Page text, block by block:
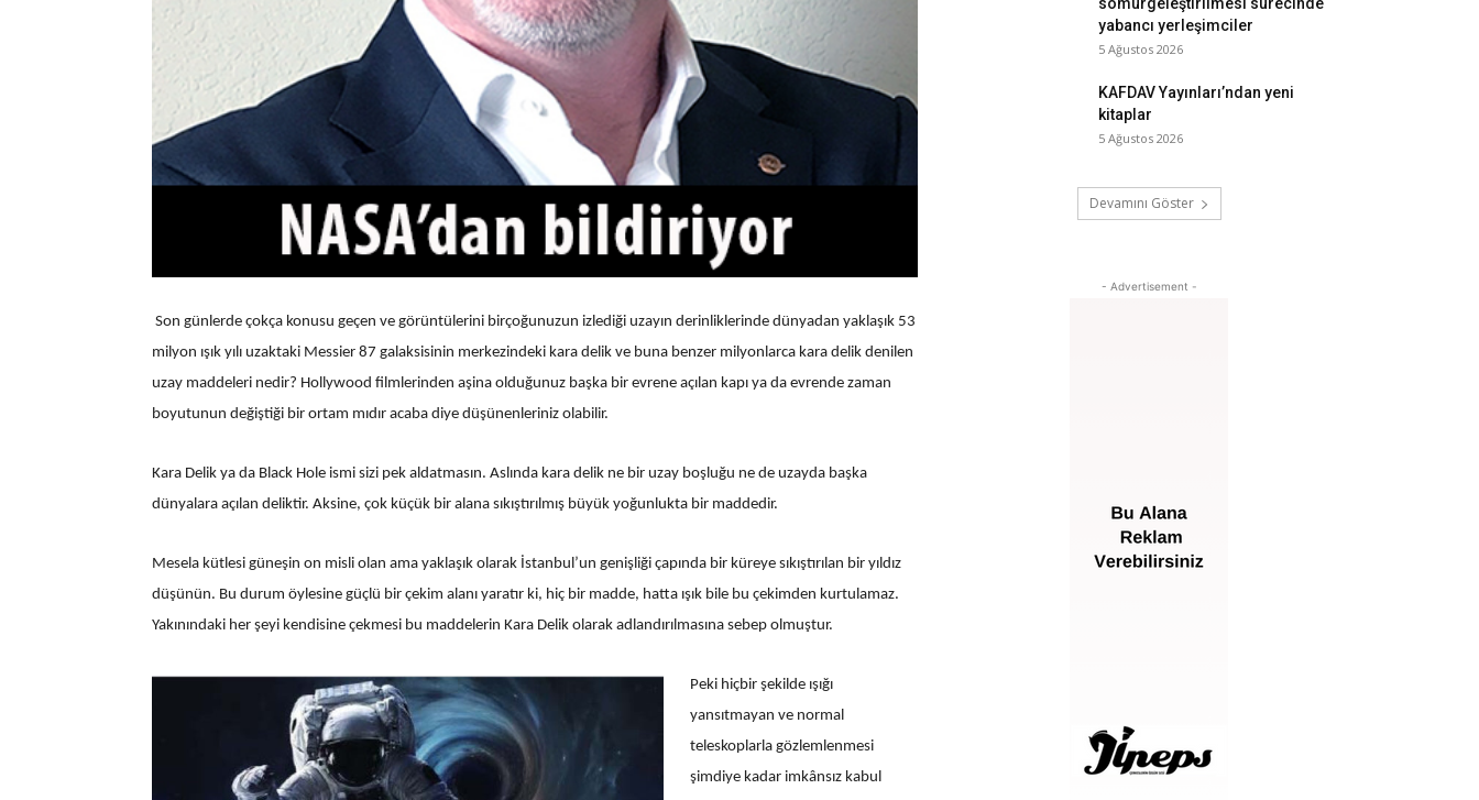
Son günlerde çokça konusu geçen ve görüntülerini birçoğunuzun izlediği uzayın derinliklerinde dünyadan yaklaşık 53
milyon ışık yılı uzaktaki Messier 87 galaksisinin merkezindeki kara delik ve buna benzer milyonlarca kara delik denilen
uzay maddeleri nedir? Hollywood filmlerinden aşina olduğunuz başka bir evrene açılan kapı ya da evrende zaman
boyutunun değiştiği bir ortam mıdır acaba diye düşünenleriniz olabilir.
Kara Delik ya da Black Hole ismi sizi pek aldatmasın. Aslında kara delik ne bir uzay boşluğu ne de uzayda başka
dünyalara açılan deliktir. Aksine, çok küçük bir alana sıkıştırılmış büyük yoğunlukta bir maddedir.
Mesela kütlesi güneşin on misli olan ama yaklaşık olarak İstanbul’un genişliği çapında bir küreye sıkıştırılan bir yıldız
düşünün. Bu durum öylesine güçlü bir çekim alanı yaratır ki, hiç bir madde, hatta ışık bile bu çekimden kurtulamaz.
Yakınındaki her şeyi kendisine çekmesi bu maddelerin Kara Delik olarak adlandırılmasına sebep olmuştur.
Peki hiçbir şekilde ışığı
yansıtmayan ve normal
teleskoplarla gözlemlenmesi
şimdiye kadar imkânsız kabul
yabancı yerleşimciler
5 Ağustos 2026
KAFDAV Yayınları’ndan yeni
kitaplar
5 Ağustos 2026
Devamını Göster
- Advertisement -